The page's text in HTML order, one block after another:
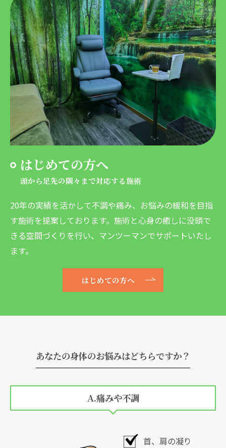
はじめての方へ
頭から足先の隅々まで対応する施術
20年の実績を活かして不調や痛み、お悩みの緩和を目指
す施術を提案しております。施術と心身の癒しに没頭で
きる空間づくりを行い、マンツーマンでサポートいたし
ます。
はじめての方へ
あなたの身体のお悩みはどちらですか？
A.痛みや不調
首、肩の凝り